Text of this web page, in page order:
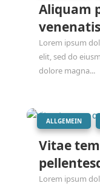
Aliquam
Lorem ipsum
elit, sed do
dolore magna...
Vitae
| ALLGEMEIN
Lorem ipsum